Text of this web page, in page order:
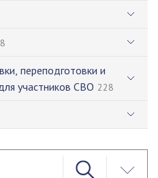
переподготовки и
участников СВО 228